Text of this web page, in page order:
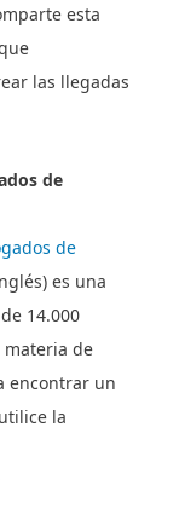
esta
las llegadas
de
de
es una
14.000
materia de
encontrar un
la